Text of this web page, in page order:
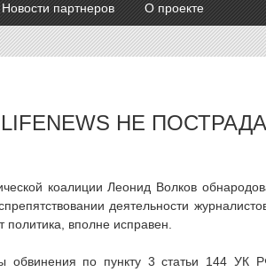
Новости партнеров О проекте
НЕ
коалиции Леонид Волков
деятельности
вполне исправен.
обвинения по пункту 3 статьи 144 УК